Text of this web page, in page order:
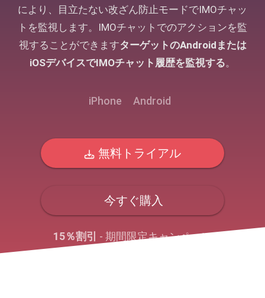
により、目立たない改ざん防止モードでIMOチャッ
トを監視します。IMOチャットでのアクションを監
視することができますターゲットのAndroidまたは
iOSデバイスでIMOチャット履歴を監視する。
iPhone Android
無料トライアル
今すぐ購入
15％割引 - 期間限定キャンペーン